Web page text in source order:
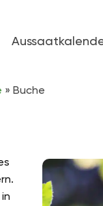
» Buche